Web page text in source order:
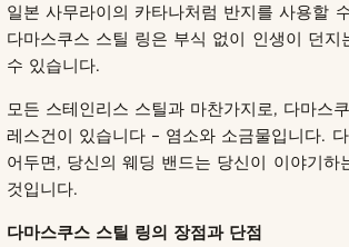
일본 사무라이의 카타나처럼 반지를 사용할
다마스쿠스 스틸 링은 부식 없이 인생이 던지
수 있습니다.
모든 스테인리스 스틸과 마찬가지로, 다마스
레스건이 있습니다 – 염소와 소금물입니다.
어두면, 당신의 웨딩 밴드는 당신이 이야기하
것입니다.
다마스쿠스 스틸 링의 장점과 단점